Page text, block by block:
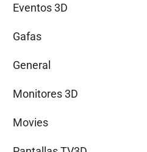
Eventos 3D
Gafas
General
Monitores 3D
Movies